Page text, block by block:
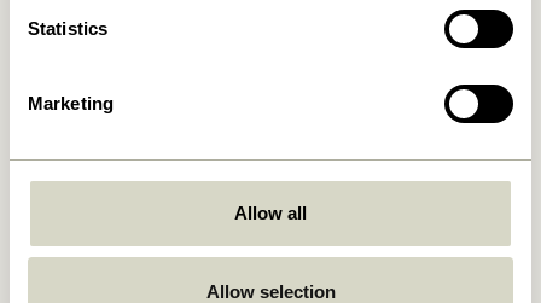
Statistics
Marketing
Allow all
Allow selection